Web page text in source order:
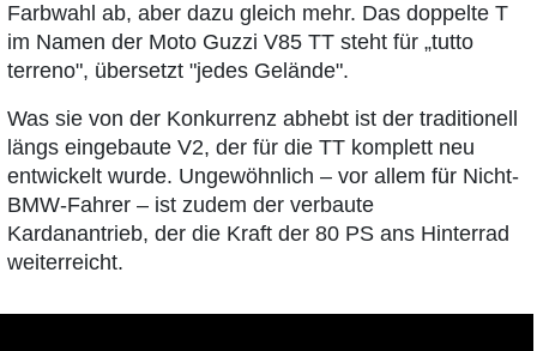
Farbwahl ab, aber dazu gleich mehr. Das doppelte T
im Namen der Moto Guzzi V85 TT steht für „tutto
terreno", übersetzt "jedes Gelände".
Was sie von der Konkurrenz abhebt ist der traditionell
längs eingebaute V2, der für die TT komplett neu
entwickelt wurde. Ungewöhnlich – vor allem für Nicht-
BMW-Fahrer – ist zudem der verbaute
Kardanantrieb, der die Kraft der 80 PS ans Hinterrad
weiterreicht.